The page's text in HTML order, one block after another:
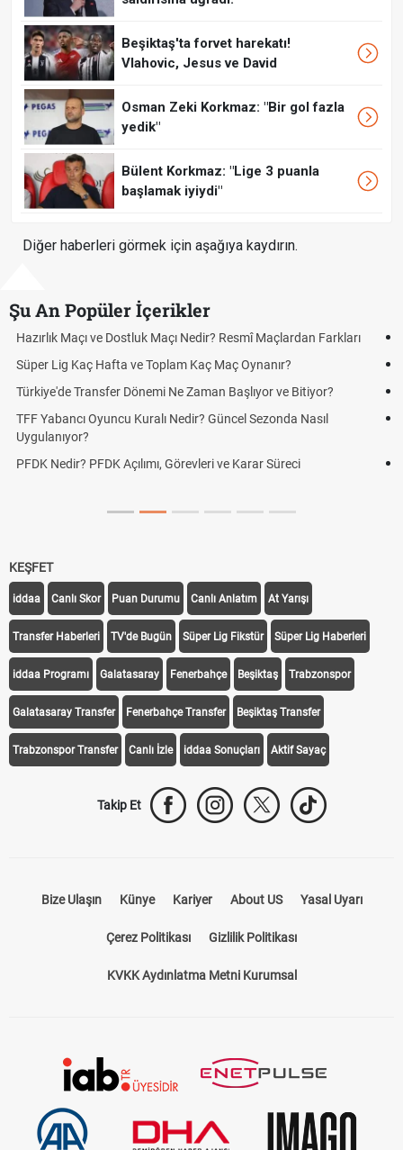
Beşiktaş'ta forvet harekatı!
Vlahovic, Jesus ve David
Osman Zeki Korkmaz: "Bir gol fazla
yedik"
Bülent Korkmaz: "Lige 3 puanla
başlamak iyiydi"
Diğer haberleri görmek için aşağıya kaydırın.
Şu An Popüler İçerikler
Puan Durumunda AG, OM ve Diğer Kısaltmalar Ne Anlama Gelir?
Skor Ne Demek? Sporda Skor ve Sonuç Kavramları
Futbol Nasıl Oynanır? Temel Futbol Kuralları
Deplasman Golü Kuralı Nedir? Hangi Organizasyonlarda
Uygulanıyor?
DGS Sonuçları Ne Zaman Açıklanacak 2026? ÖSYM Sonuç
KEŞFET
iddaa Canlı Skor Puan Durumu Canlı Anlatım At Yarışı
Transfer Haberleri TV'de Bugün Süper Lig Fikstür Süper Lig Haberleri
iddaa Programı Galatasaray Fenerbahçe Beşiktaş Trabzonspor
Galatasaray Transfer Fenerbahçe Transfer Beşiktaş Transfer
Trabzonspor Transfer Canlı İzle iddaa Sonuçları Aktif Sayaç
Takip Et
Bize Ulaşın Künye Kariyer About US Yasal Uyarı
Çerez Politikası Gizlilik Politikası
KVKK Aydınlatma Metni Kurumsal